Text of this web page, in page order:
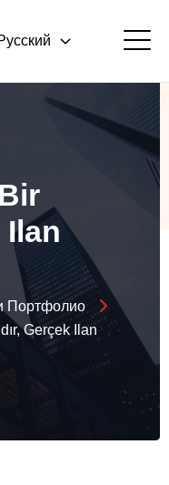
Ilan
Портфолио
Gerçek Ilan